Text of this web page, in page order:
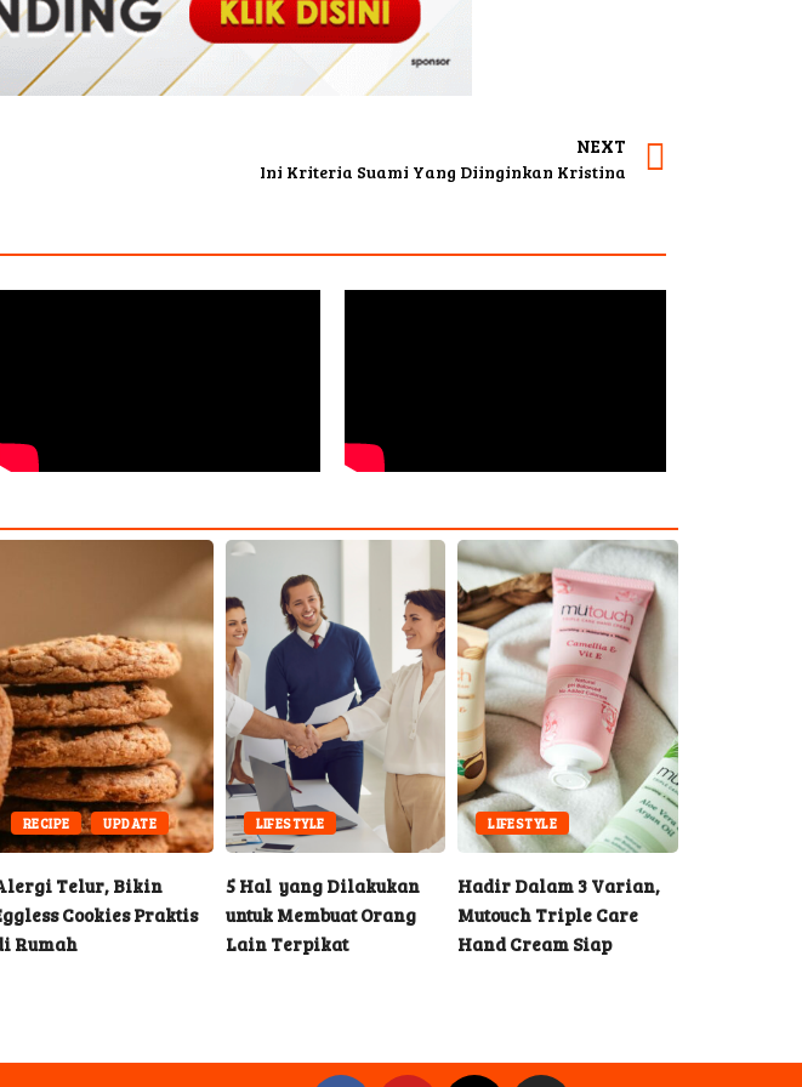
NEXT
Ini Kriteria Suami Yang Diinginkan Kristina
RECIPE UPDATE
Telur, Bikin
Cookies Praktis
Rumah
LIFESTYLE
5 Hal yang Dilakukan
untuk Membuat Orang
Lain Terpikat
LIFESTYLE
Hadir Dalam 3 Varian,
Mutouch Triple Care
Hand Cream Siap